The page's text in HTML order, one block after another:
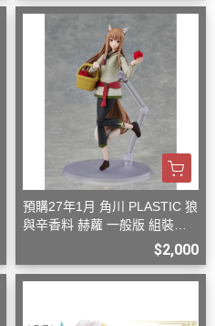
預購27年1月 角川 PLASTIC 狼
與辛香料 赫蘿 一般版 組裝模
$2,000